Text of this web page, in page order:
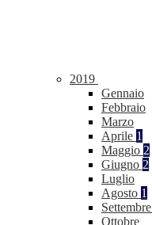
2019
Gennaio
Febbraio
Marzo
Aprile 1
Maggio 2
Giugno 2
Luglio
Agosto 1
Settembre
Ottobre